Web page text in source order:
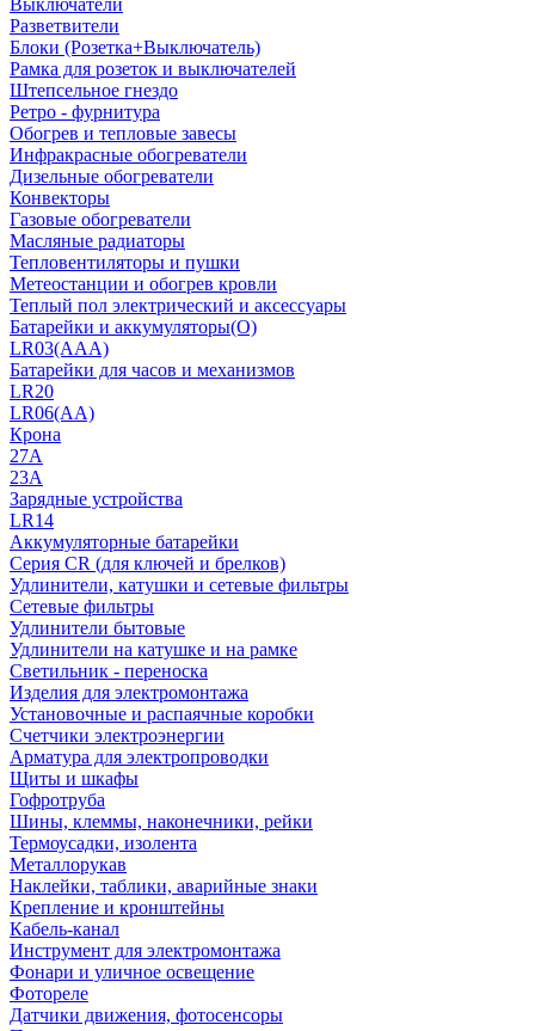
Выключатели
Разветвители
Блоки (Розетка+Выключатель)
Рамка для розеток и выключателей
Штепсельное гнездо
Ретро - фурнитура
Обогрев и тепловые завесы
Инфракрасные обогреватели
Дизельные обогреватели
Конвекторы
Газовые обогреватели
Масляные радиаторы
Тепловентиляторы и пушки
Метеостанции и обогрев кровли
Теплый пол электрический и аксессуары
Батарейки и аккумуляторы(О)
LR03(AAA)
Батарейки для часов и механизмов
LR20
LR06(AA)
Крона
27A
23A
Зарядные устройства
LR14
Аккумуляторные батарейки
Серия CR (для ключей и брелков)
Удлинители, катушки и сетевые фильтры
Сетевые фильтры
Удлинители бытовые
Удлинители на катушке и на рамке
Светильник - переноска
Изделия для электромонтажа
Установочные и распаячные коробки
Счетчики электроэнергии
Арматура для электропроводки
Щиты и шкафы
Гофротруба
Шины, клеммы, наконечники, рейки
Термоусадки, изолента
Металлорукав
Наклейки, таблики, аварийные знаки
Крепление и кронштейны
Кабель-канал
Инструмент для электромонтажа
Фонари и уличное освещение
Фотореле
Датчики движения, фотосенсоры